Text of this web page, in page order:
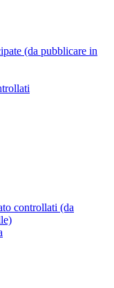
(da pubblicare in
controllati (da